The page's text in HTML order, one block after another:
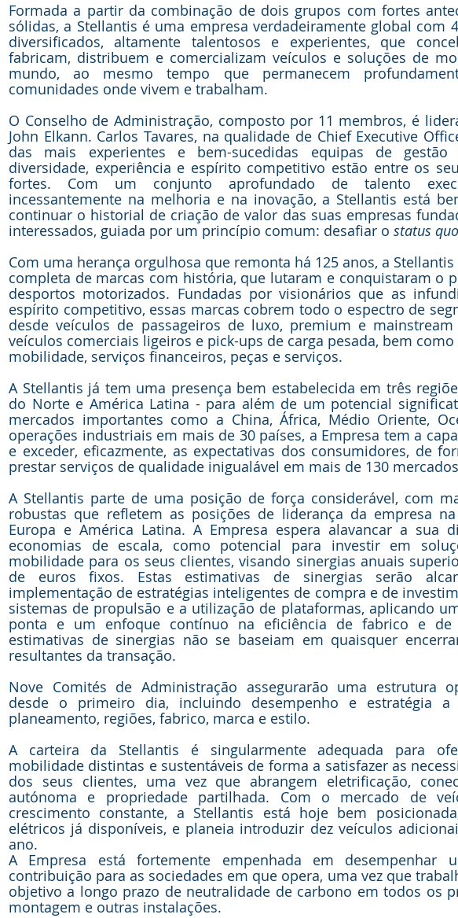
Formada a partir da combinação de dois grupos com fortes
sólidas, a Stellantis é uma empresa verdadeiramente global com
diversificados, altamente talentosos e experientes, que
fabricam, distribuem e comercializam veículos e soluções de
mundo, ao mesmo tempo que permanecem
comunidades onde vivem e trabalham.
O Conselho de Administração, composto por 11 membros, é
John Elkann. Carlos Tavares, na qualidade de Chief Executive
das mais experientes e bem-sucedidas equipas de
diversidade, experiência e espírito competitivo estão entre os
fortes. Com um conjunto aprofundado de talento
incessantemente na melhoria e na inovação, a Stellantis está
continuar o historial de criação de valor das suas empresas
interessados, guiada por um princípio comum: desafiar o status quo
Com uma herança orgulhosa que remonta há 125 anos, a
completa de marcas com história, que lutaram e conquistaram o
desportos motorizados. Fundadas por visionários que as
espírito competitivo, essas marcas cobrem todo o espectro de
desde veículos de passageiros de luxo, premium e mainstream
veículos comerciais ligeiros e pick-ups de carga pesada, bem
mobilidade, serviços financeiros, peças e serviços.
A Stellantis já tem uma presença bem estabelecida em três
do Norte e América Latina - para além de um potencial
mercados importantes como a China, África, Médio Oriente,
operações industriais em mais de 30 países, a Empresa tem a
e exceder, eficazmente, as expectativas dos consumidores, de
prestar serviços de qualidade inigualável em mais de 130
A Stellantis parte de uma posição de força considerável, com
robustas que refletem as posições de liderança da empresa
Europa e América Latina. A Empresa espera alavancar a sua
economias de escala, como potencial para investir em
mobilidade para os seus clientes, visando sinergias anuais
de euros fixos. Estas estimativas de sinergias serão
implementação de estratégias inteligentes de compra e de
sistemas de propulsão e a utilização de plataformas, aplicando
ponta e um enfoque contínuo na eficiência de fabrico e de
estimativas de sinergias não se baseiam em quaisquer
resultantes da transação.
Nove Comités de Administração assegurarão uma estrutura
desde o primeiro dia, incluindo desempenho e estratégia a
planeamento, regiões, fabrico, marca e estilo.
A carteira da Stellantis é singularmente adequada para
mobilidade distintas e sustentáveis de forma a satisfazer as
dos seus clientes, uma vez que abrangem eletrificação,
autónoma e propriedade partilhada. Com o mercado de
crescimento constante, a Stellantis está hoje bem
elétricos já disponíveis, e planeia introduzir dez veículos
ano.
A Empresa está fortemente empenhada em desempenhar
contribuição para as sociedades em que opera, uma vez que
objetivo a longo prazo de neutralidade de carbono em todos os
montagem e outras instalações.